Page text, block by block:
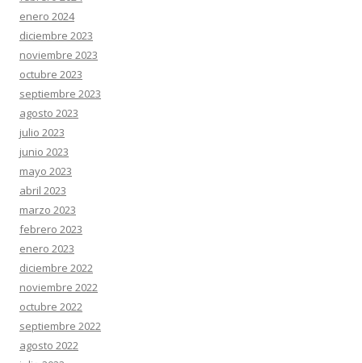
enero 2024
diciembre 2023
noviembre 2023
octubre 2023
septiembre 2023
agosto 2023
julio 2023
junio 2023
mayo 2023
abril 2023
marzo 2023
febrero 2023
enero 2023
diciembre 2022
noviembre 2022
octubre 2022
septiembre 2022
agosto 2022